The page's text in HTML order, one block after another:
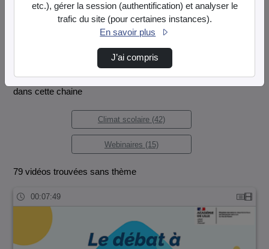
Chaîne du projet "Objectif : Territoires Apprenants"
- DSDEN du Pas de Calais
https://ota62.site.ac-lille.fr
2 thèmes trouvés dans cette chaine - 136 vidéos trouvées
dans cette chaine
Climat scolaire (42)
Webinaires (15)
79 vidéos trouvées sans thème
00:07:49
etc.), gérer la session (authentification) et analyser le
trafic du site (pour certaines instances).
En savoir plus
J’ai compris